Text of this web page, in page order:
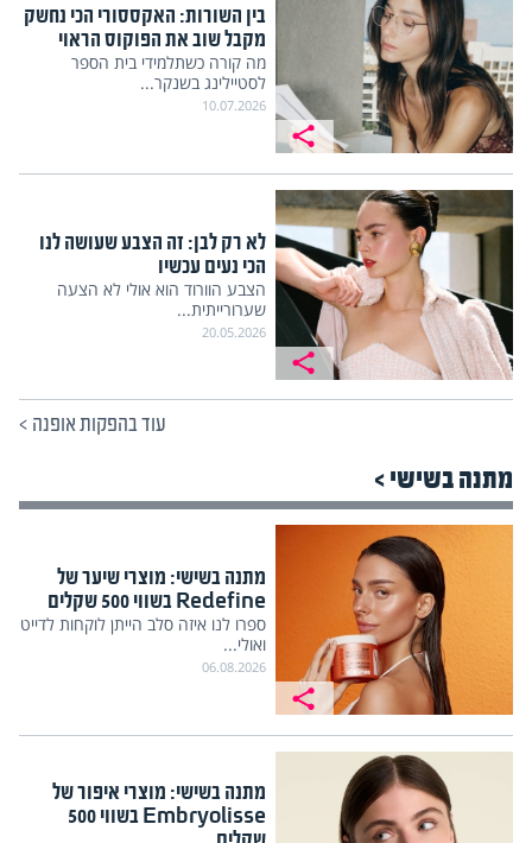
בין השורות: האקססורי הכי נחשק
מקבל שוב את הפוקוס הראוי
מה קורה כשתלמידי בית הספר
לסטיילינג בשנקר...
10.07.2026
לא רק לבן: זה הצבע שעושה לנו
הכי נעים עכשיו
הצבע הוורוד הוא אולי לא הצעה
שערורייתית...
20.05.2026
עוד בהפקות אופנה >
מתנה בשישי >
מתנה בשישי: מוצרי שיער של
Redefine בשווי 500 שקלים
ספרו לנו איזה סלב הייתן לוקחות לדייט
ואולי...
06.08.2026
מתנה בשישי: מוצרי איפור של
Embryolisse בשווי 500